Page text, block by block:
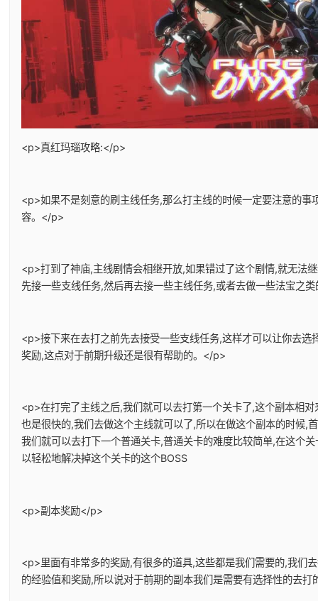
<p>真红玛瑙攻略:</p>
<p>如果不是刻意的刷主线任务,那么打主线的时候一定要注意的事
容。</p>
<p>打到了神庙,主线剧情会相继开放,如果错过了这个剧情,就无法
先接一些支线任务,然后再去接一些主线任务,或者去做一些法宝之
<p>接下来在去打之前先去接受一些支线任务,这样才可以让你去选
奖励,这点对于前期升级还是很有帮助的。</p>
<p>在打完了主线之后,我们就可以去打第一个关卡了,这个副本相
也是很快的,我们去做这个主线就可以了,所以在做这个副本的时候,
我们就可以去打下一个普通关卡,普通关卡的难度比较简单,在这个
以轻松地解决掉这个关卡的这个BOSS
<p>副本奖励</p>
<p>里面有非常多的奖励,有很多的道具,这些都是我们需要的,我们
的经验值和奖励,所以说对于前期的副本我们是需要有选择性的去打